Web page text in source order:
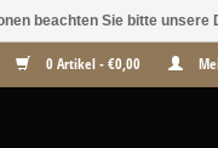
0 Artikel - €0,00
beachten Sie bitte unsere